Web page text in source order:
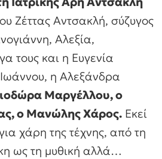
Ζέττας Αντσακλή, σύζυγος
Αλεξία,
τους και η Ευγενία
η Αλεξάνδρα
Μαργέλλου, ο
ο Μανώλης Χάρος. Εκεί
χάρη της τέχνης, από τη
ως τη μυθική αλλά…